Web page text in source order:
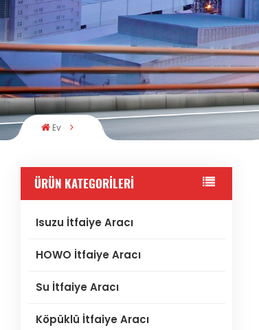
Ev
ÜRÜN KATEGORILERI
Isuzu İtfaiye Aracı
HOWO İtfaiye Aracı
Su İtfaiye Aracı
Köpüklü İtfaiye Aracı